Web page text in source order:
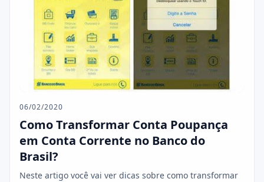
06/02/2020
Como Transformar Conta Poupança
em Conta Corrente no Banco do
Brasil?
Neste artigo você vai ver dicas sobre como transformar